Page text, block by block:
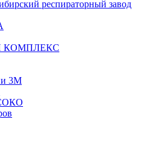
респираторный завод
КОМПЛЕКС
3M